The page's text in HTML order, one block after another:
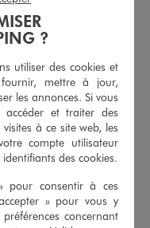
à manches courtes motif vichy bébé fille
7,99 €
5/5 de moyenne
(3 avis)
?
utiliser des cookies et
mettre à jour,
les annonces. Si vous
accéder et traiter des
à ce site web, les
compte utilisateur
des cookies.
pour consentir à ces
» pour vous y
concernant